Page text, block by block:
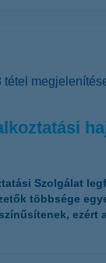
tétel
Szolgálat
többsége
ezért